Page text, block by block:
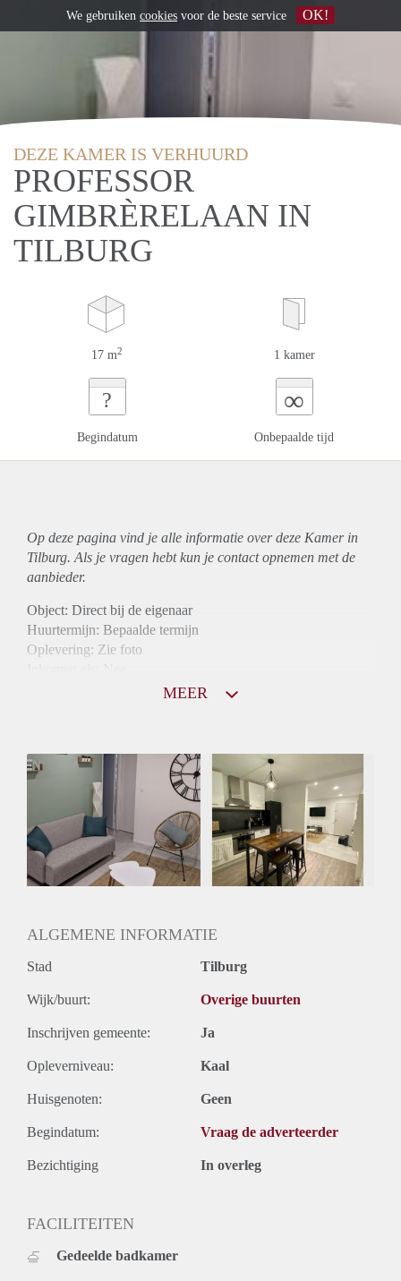
DEZE KAMER IS VERHUURD
PROFESSOR
GIMBRÈRELAAN IN
TILBURG
17 m2 1 kamer
?
Begindatum
∞
Onbepaalde tijd
Op deze pagina vind je alle informatie over deze Kamer in
Tilburg. Als je vragen hebt kun je contact opnemen met de
aanbieder.
Object: Direct bij de eigenaar
Huurtermijn: Bepaalde termijn
Oplevering: Zie foto
Gedeelde Douche: Ja
Gedeelde woonkamer: Ja
Huisgenoten: Ja
Geslacht huisgenoten: Gemengd
MEER
ALGEMENE INFORMATIE
Stad Tilburg
Wijk/buurt: Overige buurten
Inschrijven gemeente: Ja
Opleverniveau: Kaal
Huisgenoten: Geen
Begindatum: Vraag de adverteerder
Bezichtiging In overleg
FACILITEITEN
Gedeelde badkamer
We gebruiken cookies voor de beste service OK!